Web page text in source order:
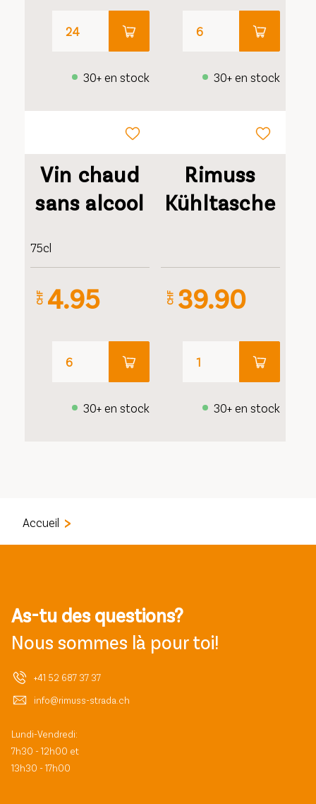
30+ en stock 30+ en stock
Vin chaud
sans alcool
75cl
30+ en stock
CHF 4.95
Rimuss
Kühltasche
30+ en stock
CHF 39.90
Accueil
As-tu des questions?
Nous sommes là pour toi!
+41 52 687 37 37
info@rimuss-strada.ch
Lundi-Vendredi:
7h30 - 12h00 et
13h30 - 17h00